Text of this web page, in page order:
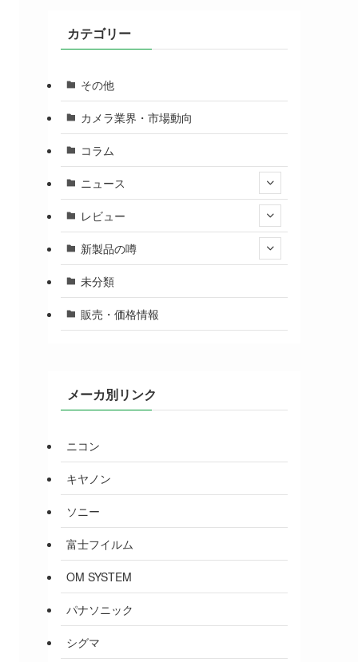
カテゴリー
その他
カメラ業界・市場動向
コラム
ニュース
レビュー
新製品の噂
未分類
販売・価格情報
メーカ別リンク
ニコン
キヤノン
ソニー
富士フイルム
OM SYSTEM
パナソニック
シグマ